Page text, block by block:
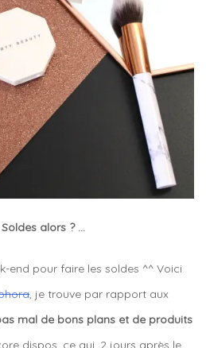
Soldes alors ? …
end pour faire les soldes ^^ Voici
, je trouve par rapport aux
mal de bons plans et de produits
dispos, ce qui, 2 jours après le